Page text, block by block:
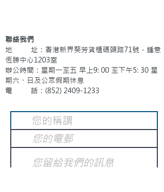
聯絡我們
地 址：香港新界葵芳貨櫃碼頭路71號，鍾意
恆勝中心1203室
辦公時間：星期一至五 早上9: 00 至下午5: 30 星
期六、日及公眾假期休息
電 話：(852) 2409-1233